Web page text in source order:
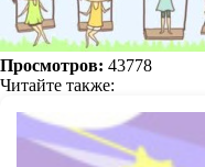
Просмотров: 43778
Читайте также: